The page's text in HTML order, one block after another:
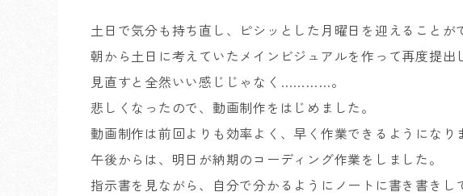
土日で気分も持ち直し、ピシッとした月曜日を迎えること
朝から土日に考えていたメインビジュアルを作って再度提出
見直すと全然いい感じじゃなく…………。
悲しくなったので、動画制作をはじめました。
動画制作は前回よりも効率よく、早く作業できるようになり
午後からは、明日が納期のコーディング作業をしました。
指示書を見ながら、自分で分かるようにノートに書き書きし